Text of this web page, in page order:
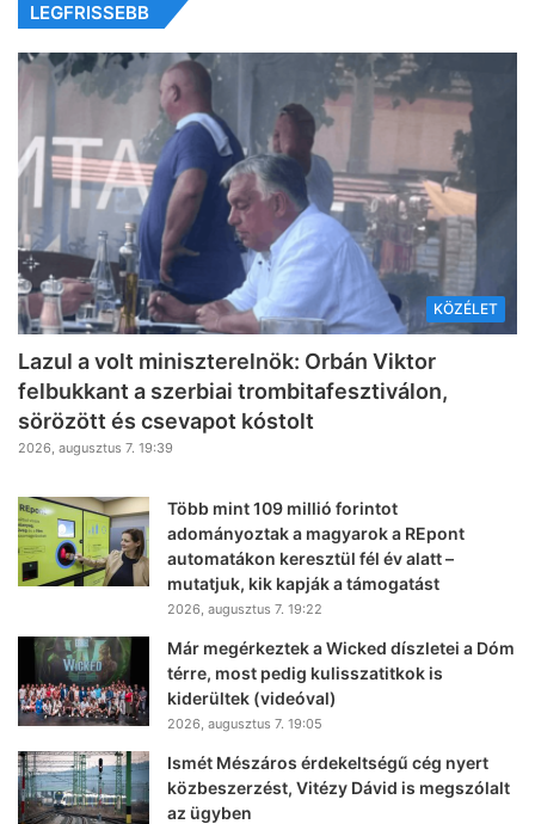
LEGFRISSEBB
KÖZÉLET
Lazul a volt miniszterelnök: Orbán Viktor
felbukkant a szerbiai trombitafesztiválon,
sörözött és csevapot kóstolt
2026, augusztus 7. 19:39
Több mint 109 millió forintot
adományoztak a magyarok a REpont
automatákon keresztül fél év alatt –
mutatjuk, kik kapják a támogatást
2026, augusztus 7. 19:22
Már megérkeztek a Wicked díszletei a Dóm
térre, most pedig kulisszatitkok is
kiderültek (videóval)
2026, augusztus 7. 19:05
Ismét Mészáros érdekeltségű cég nyert
közbeszerzést, Vitézy Dávid is megszólalt
az ügyben